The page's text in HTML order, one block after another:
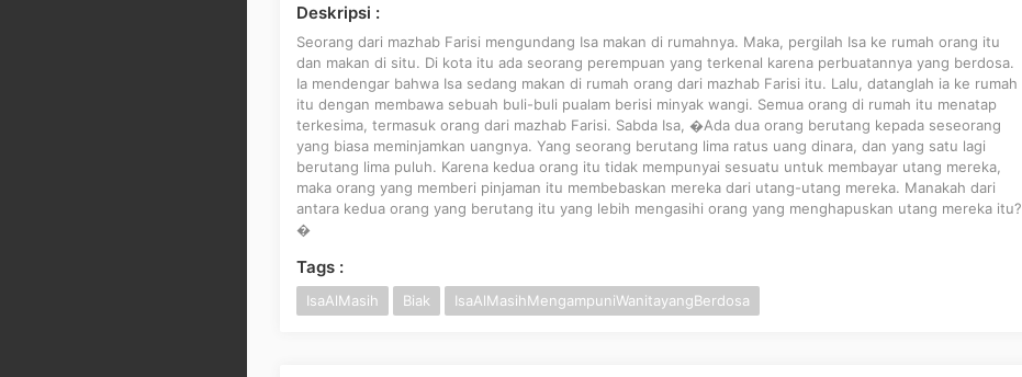
Deskripsi :
Seorang dari mazhab Farisi mengundang Isa makan di rumahnya. Maka, pergilah Isa ke rumah orang itu
dan makan di situ. Di kota itu ada seorang perempuan yang terkenal karena perbuatannya yang berdosa.
Ia mendengar bahwa Isa sedang makan di rumah orang dari mazhab Farisi itu. Lalu, datanglah ia ke rumah
itu dengan membawa sebuah buli-buli pualam berisi minyak wangi. Semua orang di rumah itu menatap
terkesima, termasuk orang dari mazhab Farisi. Sabda Isa, �Ada dua orang berutang kepada seseorang
yang biasa meminjamkan uangnya. Yang seorang berutang lima ratus uang dinara, dan yang satu lagi
berutang lima puluh. Karena kedua orang itu tidak mempunyai sesuatu untuk membayar utang mereka,
maka orang yang memberi pinjaman itu membebaskan mereka dari utang-utang mereka. Manakah dari
antara kedua orang yang berutang itu yang lebih mengasihi orang yang menghapuskan utang mereka itu?
�
Tags :
IsaAlMasih Biak IsaAlMasihMengampuniWanitayangBerdosa